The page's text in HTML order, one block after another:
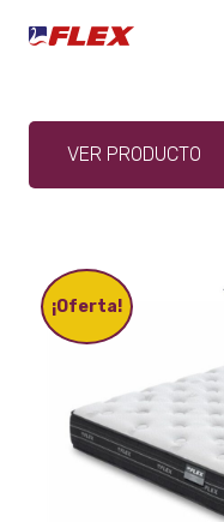
VER PRODUCTO
¡Oferta!